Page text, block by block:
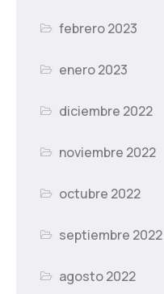
febrero 2023
enero 2023
diciembre 2022
noviembre 2022
octubre 2022
septiembre 2022
agosto 2022